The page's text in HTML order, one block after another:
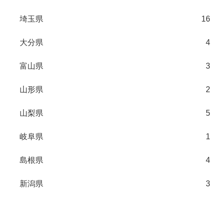
埼玉県 16
大分県 4
富山県 3
山形県 2
山梨県 5
岐阜県 1
島根県 4
新潟県 3